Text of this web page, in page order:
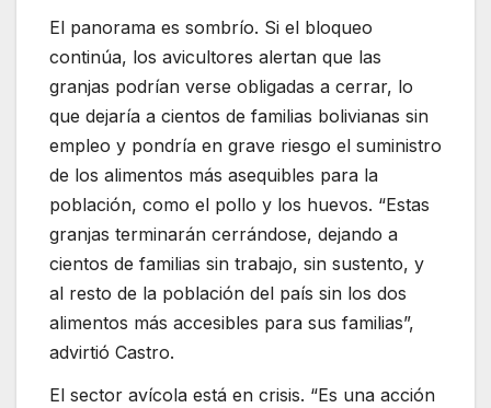
El panorama es sombrío. Si el bloqueo
continúa, los avicultores alertan que las
granjas podrían verse obligadas a cerrar, lo
que dejaría a cientos de familias bolivianas sin
empleo y pondría en grave riesgo el suministro
de los alimentos más asequibles para la
población, como el pollo y los huevos. “Estas
granjas terminarán cerrándose, dejando a
cientos de familias sin trabajo, sin sustento, y
al resto de la población del país sin los dos
alimentos más accesibles para sus familias”,
advirtió Castro.
El sector avícola está en crisis. “Es una acción